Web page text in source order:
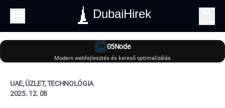
DubaiHirek
05Node
Modern webfejlesztés és kereső optimalizálás
UAE, ÜZLET, TECHNOLÓGIA
2025. 12. 08